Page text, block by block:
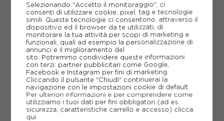
M 55/59
-30% 181,97€
259,95€
Selezionando "Accetto il monitoraggio", ci
consenti di utilizzare cookie, pixel, tag e tecnologie
simili. Queste tecnologie ci consentono, attraverso il
dispositivo ed il browser da te utilizzati, di
monitorare la tua attività per scopi di marketing e
funzionali, quali ad esempio la personalizzazione di
annunci e il miglioramento del
sito. Potremmo condividere queste informazioni
con terzi: partner pubblicitari come Google,
Facebook e Instagram per fini di marketing.
Cliccando il pulsante "Chiudi" continuerai la
navigazione con le impostazioni cookie di default.
Per ulteriori informazioni e per comprendere come
utilizziamo i tuoi dati per fini obbligatori (ad es.
sicurezza, caratteristiche carrello e accesso) clicca
qui